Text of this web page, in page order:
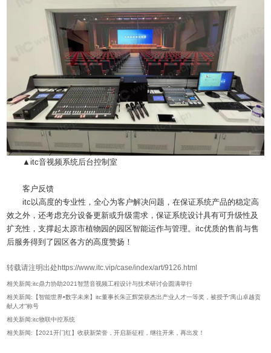
▲itc音视频系统后台控制室
客户反馈
itc以高度的专业性，全心为客户解决问题，在保证系统产品的稳定高
效之外，还考虑充分设备更新或升级需求，保证系统设计具有可升级性及
扩充性，支撑起太原市植物园的园区智能运作与管理。itc优质的售前与售
后服务得到了园区各方的高度赞扬！
转载请注明出处https://www.itc.vip/case/index/art/9126.html
相关新闻:itc鼎力协助2021智慧音视频工程设计与技术研讨会圆满举行
相关新闻:【智能世界•数字未来】itc董事长朱正辉荣获杰出产业人才一等奖，被授予“禺山卓越贡
献人才”称号
相关新闻:itc物联中控系统
相关新闻:【2021开门红】收获新荣誉，开启新征程，继往开来，再出发！